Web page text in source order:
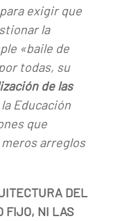
exigir que
la
«baile de
todas, su
de las
Educación
que
arreglos
DEL
FIJO, NI LAS